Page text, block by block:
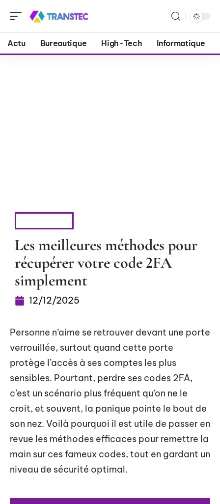
Actu Bureautique High-Tech Informatique
Les meilleures méthodes pour
récupérer votre code 2FA
simplement
12/12/2025
Personne n’aime se retrouver devant une porte
verrouillée, surtout quand cette porte
protège l’accès à ses comptes les plus
sensibles. Pourtant, perdre ses codes 2FA,
c’est un scénario plus fréquent qu’on ne le
croit, et souvent, la panique pointe le bout de
son nez. Voilà pourquoi il est utile de passer en
revue les méthodes efficaces pour remettre la
main sur ces fameux codes, tout en gardant un
niveau de sécurité optimal.